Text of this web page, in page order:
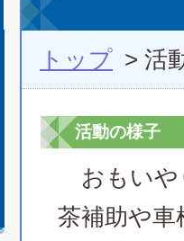
トップ > 活
活動の様子
おもいや
茶補助や車